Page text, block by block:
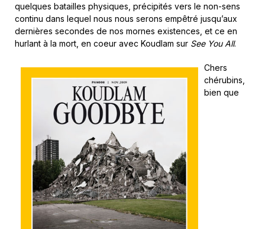
quelques batailles physiques, précipités vers le non-sens
continu dans lequel nous nous serons empêtré jusqu’aux
dernières secondes de nos mornes existences, et ce en
hurlant à la mort, en coeur avec Koudlam sur See You All.
Chers
chérubins,
bien que